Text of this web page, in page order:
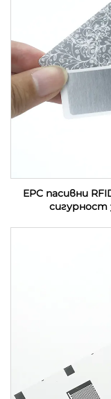
EPC пасивни
сигурност